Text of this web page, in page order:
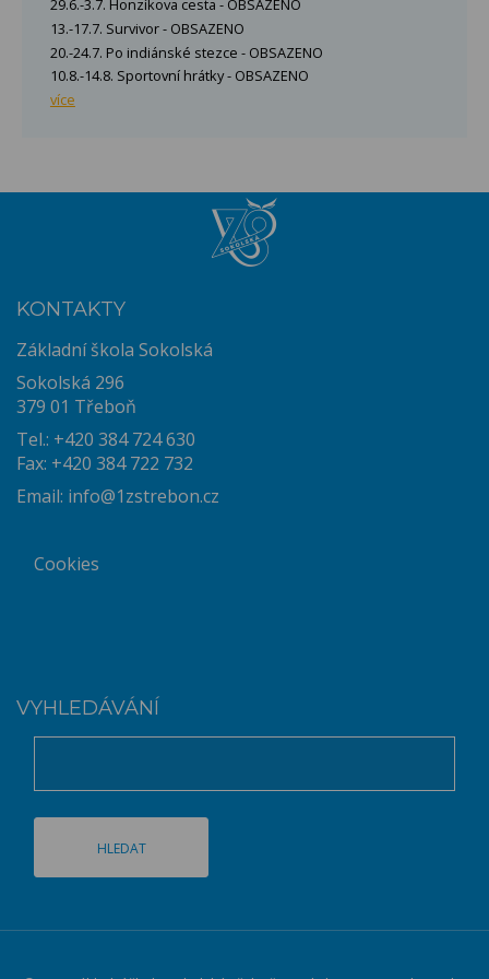
29.6.-3.7. Honzíkova cesta - OBSAZENO
13.-17.7. Survivor - OBSAZENO
20.-24.7. Po indiánské stezce - OBSAZENO
10.8.-14.8. Sportovní hrátky - OBSAZENO
více
KONTAKTY
Základní škola Sokolská
Sokolská 296
379 01 Třeboň
Tel.: +420 384 724 630
Fax: +420 384 722 732
Email: info@1zstrebon.cz
Cookies
VYHLEDÁVÁNÍ